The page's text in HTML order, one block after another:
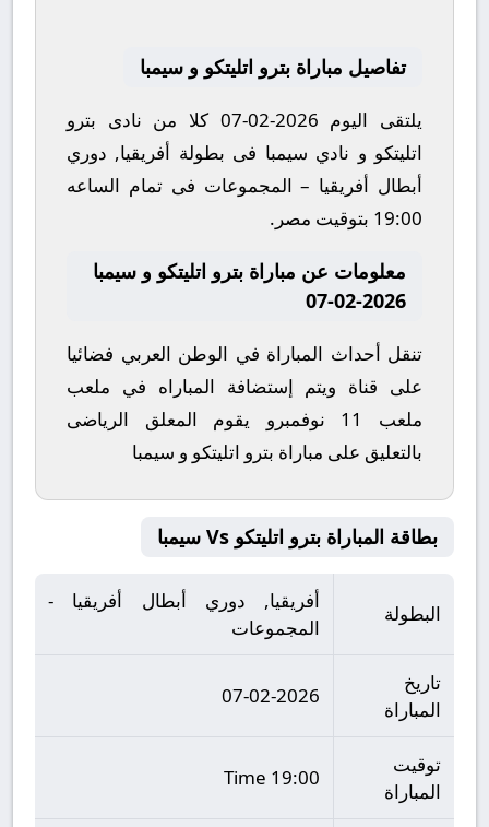
تفاصيل مباراة بترو اتليتكو و سيمبا
يلتقى اليوم 2026-02-07 كلا من نادى بترو
اتليتكو و نادي سيمبا فى بطولة أفريقيا, دوري
أبطال أفريقيا – المجموعات فى تمام الساعه
19:00 بتوقيت مصر.
معلومات عن مباراة بترو اتليتكو و سيمبا
2026-02-07
تنقل أحداث المباراة في الوطن العربي فضائيا
على قناة ويتم إستضافة المباراه في ملعب
ملعب 11 نوفمبرو يقوم المعلق الرياضى
بالتعليق على مباراة بترو اتليتكو و سيمبا
بطاقة المباراة بترو اتليتكو Vs سيمبا
البطولة
أفريقيا, دوري أبطال أفريقيا -
المجموعات
تاريخ
المباراة
07-02-2026
توقيت
المباراة
19:00 Time